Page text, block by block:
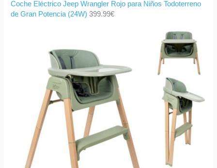
Coche Eléctrico Jeep Wrangler Rojo para Niños Todoterreno
de Gran Potencia (24W) 399.99€